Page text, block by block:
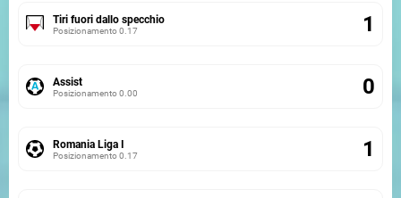
Tiri fuori dallo specchio
Posizionamento0.17 1
Assist
Posizionamento0.00 0
Romania Liga I
Posizionamento0.17 1